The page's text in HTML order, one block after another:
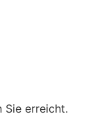
Sie erreicht.